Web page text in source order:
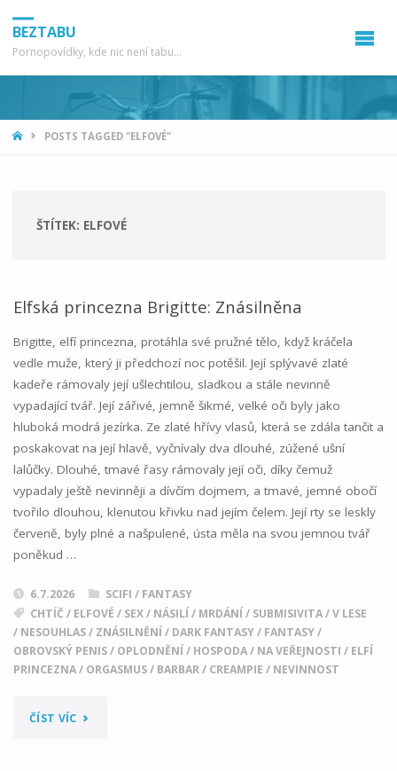
BEZTABU
Pornopovídky, kde nic není tabu...
HOMEPOSTS TAGGED "ELFOVÉ"
ŠTÍTEK: ELFOVÉ
Elfská princezna Brigitte: Znásilněna
Brigitte, elfí princezna, protáhla své pružné tělo, když kráčela
vedle muže, který ji předchozí noc potěšil. Její splývavé zlaté
kadeře rámovaly její ušlechtilou, sladkou a stále nevinně
vypadající tvář. Její zářivé, jemně šikmé, velké oči byly jako
hluboká modrá jezírka. Ze zlaté hřívy vlasů, která se zdála tančit a
poskakovat na její hlavě, vyčnívaly dva dlouhé, zúžené ušní
lalůčky. Dlouhé, tmavé řasy rámovaly její oči, díky čemuž
vypadaly ještě nevinněji a dívčím dojmem, a tmavé, jemné obočí
tvořilo dlouhou, klenutou křivku nad jejím čelem. Její rty se leskly
červeně, byly plné a našpulené, ústa měla na svou jemnou tvář
poněkud …
6.7.2026
SCIFI / FANTASY
CHTÍČ / ELFOVÉ / SEX/ NÁSILÍ / MRDÁNÍ / SUBMISIVITA/V LESE
/ NESOUHLAS/ ZNÁSILNĚNÍ / DARK FANTASY/ FANTASY/
OBROVSKÝ PENIS/ OPLODNĚNÍ / HOSPODA/ NA VEŘEJNOSTI / ELFÍ
PRINCEZNA/ ORGASMUS/ BARBAR/ CREAMPIE / NEVINNOST
ČÍST VÍC"ELFSKÁ